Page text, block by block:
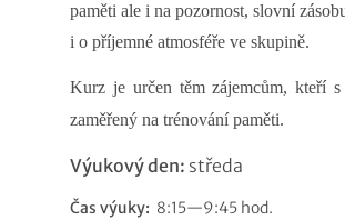
paměti ale i na pozornost, slovní
i o příjemné atmosféře ve skupině.
Kurz je určen těm zájemcům, kteří
zaměřený na trénování paměti.
Výukový den: středa
Čas výuky: 8:15—9:45 hod.